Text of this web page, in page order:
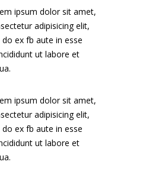
ipsum dolor sit amet,
adipisicing elit,
do ex fb aute in esse
ut labore et
ipsum dolor sit amet,
adipisicing elit,
do ex fb aute in esse
ut labore et